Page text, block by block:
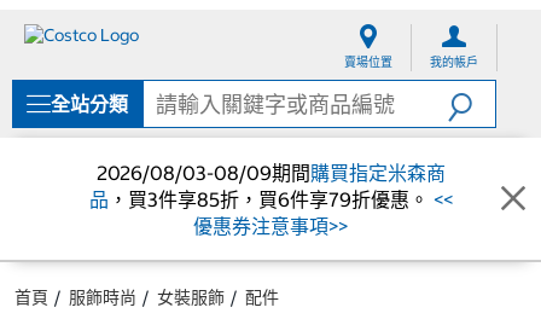
單
賣場位置 我的帳戶
全站分類
2026/08/03-08/09期間購買指定米森商
品 ，買3件享85折，買6件享79折優惠。 <<
優惠券注意事項>>
首頁 服飾時尚 女裝服飾 配件